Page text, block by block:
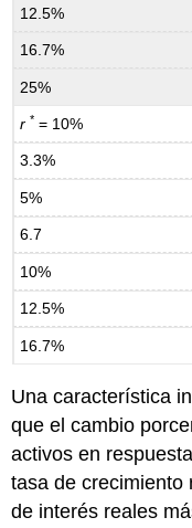
12.5%
16.7%
25%
r * = 10%
3.3%
5%
6.7
10%
12.5%
16.7%
Una característica
que el cambio
activos en
tasa de crecimiento
de interés reales